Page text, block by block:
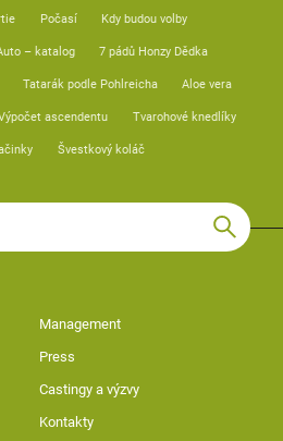
Počasí Kdy budou volby
– katalog 7 pádů Honzy Dědka
Tatarák podle Pohlreicha Aloe vera
ascendentu Tvarohové knedlíky
Švestkový koláč
Management
Press
Castingy a výzvy
Kontakty